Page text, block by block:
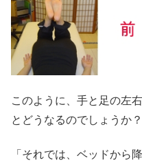
このように、手と足の左
とどうなるのでしょうか？
「それでは、ベッドから